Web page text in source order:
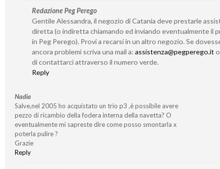
Redazione Peg Perego
Gentile Alessandra, il negozio di Catania deve prestarle
diretta (o indiretta chiamando ed inviando eventualmente il
in Peg Perego). Provi a recarsi in un altro negozio. Se
ancora problemi scriva una mail a: assistenza@pegperego.ito
di contattarci attraverso il numero verde.
Reply
Nadia
Salve,nel 2005 ho acquistato un trio p3 ,è possibile avere
pezzo di ricambio della fodera interna della navetta? O
eventualmente mi sapreste dire come posso smontarla x
poterla pulire ?
Grazie
Reply